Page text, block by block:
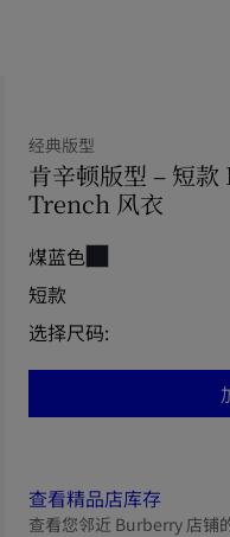
经典版型
肯辛顿版型 – 短
Trench 风衣
煤蓝色
短款
选择尺码:
查看精品店库存
查看您邻近 Burberry 店铺